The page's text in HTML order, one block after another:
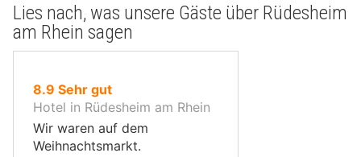
Lies nach, was unsere Gäste über Rüdesheim
am Rhein sagen
8.9 von
10,
Sehr gut
Hotel in Rüdesheim am Rhein
Wir waren auf dem
Weihnachtsmarkt.